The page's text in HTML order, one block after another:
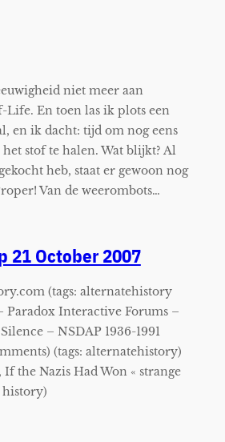
niet meer aan
Life. En toen las ik plots een
en ik dacht: tijd om nog eens
stof te halen. Wat blijkt? Al
heb, staat er gewoon nog
Van de weerombots…
21 October 2007
(tags: alternatehistory
Interactive Forums –
– NSDAP 1936-1991
(tags: alternatehistory)
If the Nazis Had Won « strange
history)